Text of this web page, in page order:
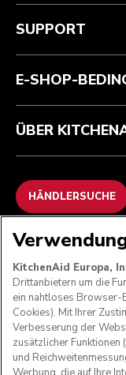
Health Check
Verfolgen Sie Ihre
Garantie und Dokumente
Häufig gestellte fragen
Teilnahmebedingungen
Rückgaben und
Impressum
ODR
Die Marke
Händlersuche
SUPPORT
E-SHOP-
ÜBER
HÄNDLERSUCHE
KitchenAid Europa,
Drittanbietern um die
ein nahtloses Browser-
Cookies). Mit Ihrer
Verbesserung der
zusätzlicher Funktionen
und